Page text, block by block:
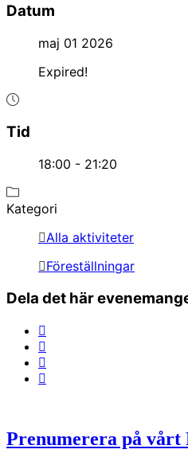
Datum
maj 01 2026
Expired!
Tid
18:00 - 21:20
Kategori
Alla aktiviteter
Föreställningar
Dela det här
Prenumerera på vårt